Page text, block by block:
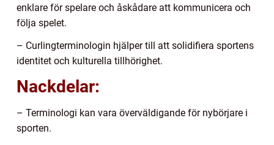
enklare för spelare och åskådare att kommunicera och
följa spelet.
– Curlingterminologin hjälper till att solidifiera sportens
identitet och kulturella tillhörighet.
Nackdelar:
– Terminologi kan vara överväldigande för nybörjare i
sporten.